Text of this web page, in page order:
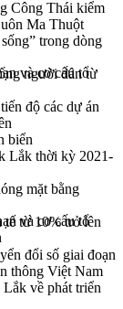
Công Thái kiểm
Ma Thuột
trong dòng
người dân từ
độ các dự án
biển
Lắk thời kỳ 2021-
mặt bằng
từ 10% trở lên
đổi số giai đoạn
thông Việt Nam
về phát triển
và cơ cấu tổ
và cơ cấu tổ